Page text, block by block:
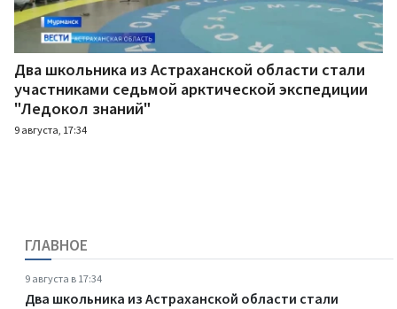
Два школьника из Астраханской области стали
участниками седьмой арктической экспедиции
"Ледокол знаний"
9 августа, 17:34
ГЛАВНОЕ
9 августа в 17:34
Два школьника из Астраханской области стали